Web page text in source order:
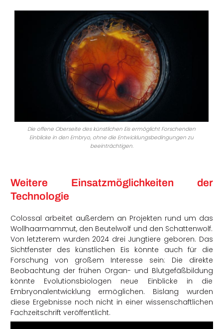
Die offene Oberseite des künstlichen Eis ermöglicht Forschenden
Einblicke in den Embryo, ohne die Entwicklungsbedingungen zu
beeinträchtigen.
Weitere Einsatzmöglichkeiten der
Technologie
Colossal arbeitet außerdem an Projekten rund um das
Wollhaarmammut, den Beutelwolf und den Schattenwolf.
Von letzterem wurden 2024 drei Jungtiere geboren. Das
Sichtfenster des künstlichen Eis könnte auch für die
Forschung von großem Interesse sein: Die direkte
Beobachtung der frühen Organ- und Blutgefäßbildung
könnte Evolutionsbiologen neue Einblicke in die
Embryonalentwicklung ermöglichen. Bislang wurden
diese Ergebnisse noch nicht in einer wissenschaftlichen
Fachzeitschrift veröffentlicht.